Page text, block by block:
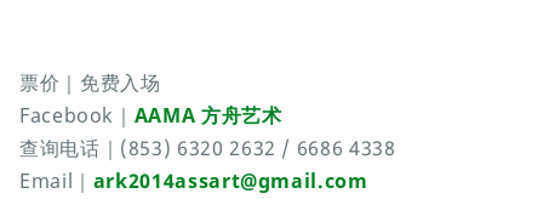
票价｜免费入场
Facebook｜ AAMA 方舟艺术
查询电话｜(853) 6320 2632 / 6686 4338
Email｜ ark2014assart@gmail.com